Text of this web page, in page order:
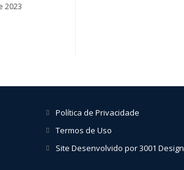
2023
Política de Privacidade
Termos de Uso
Site Desenvolvido por 3001 Design